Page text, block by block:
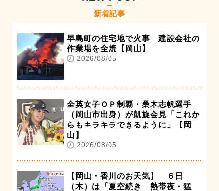
新着記事
早島町の住宅地で火事 建設会社の
作業場を全焼【岡山】
2026/08/05
全英女子ＯＰ制覇・桑木志帆選手
（岡山市出身）が凱旋会見「これか
らもキラキラできるように」【岡
山】
2026/08/05
【岡山・香川のお天気】 ６日
（木）は「夏空続き 熱帯夜・猛